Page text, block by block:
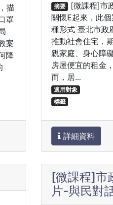
描
罩
案
降
摘要 [微課程]市
關懷E起來，此
種形式 臺北市政
推動社會住宅，
親家庭、身心障
房屋便宜的租金
而，居...
適用對象
標籤
詳細資料
[微課程]市
片-與民對